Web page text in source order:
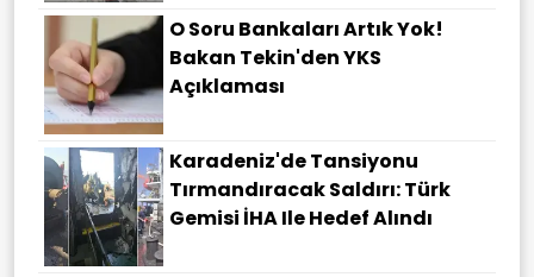
O Soru Bankaları Artık Yok!
Bakan Tekin'den YKS
Açıklaması
Karadeniz'de Tansiyonu
Tırmandıracak Saldırı: Türk
Gemisi İHA Ile Hedef Alındı